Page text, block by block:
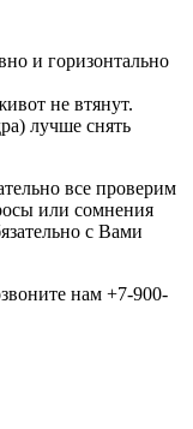
и горизонтально
не втянут.
лучше снять
все проверим
или сомнения
с Вами
нам +7-900-